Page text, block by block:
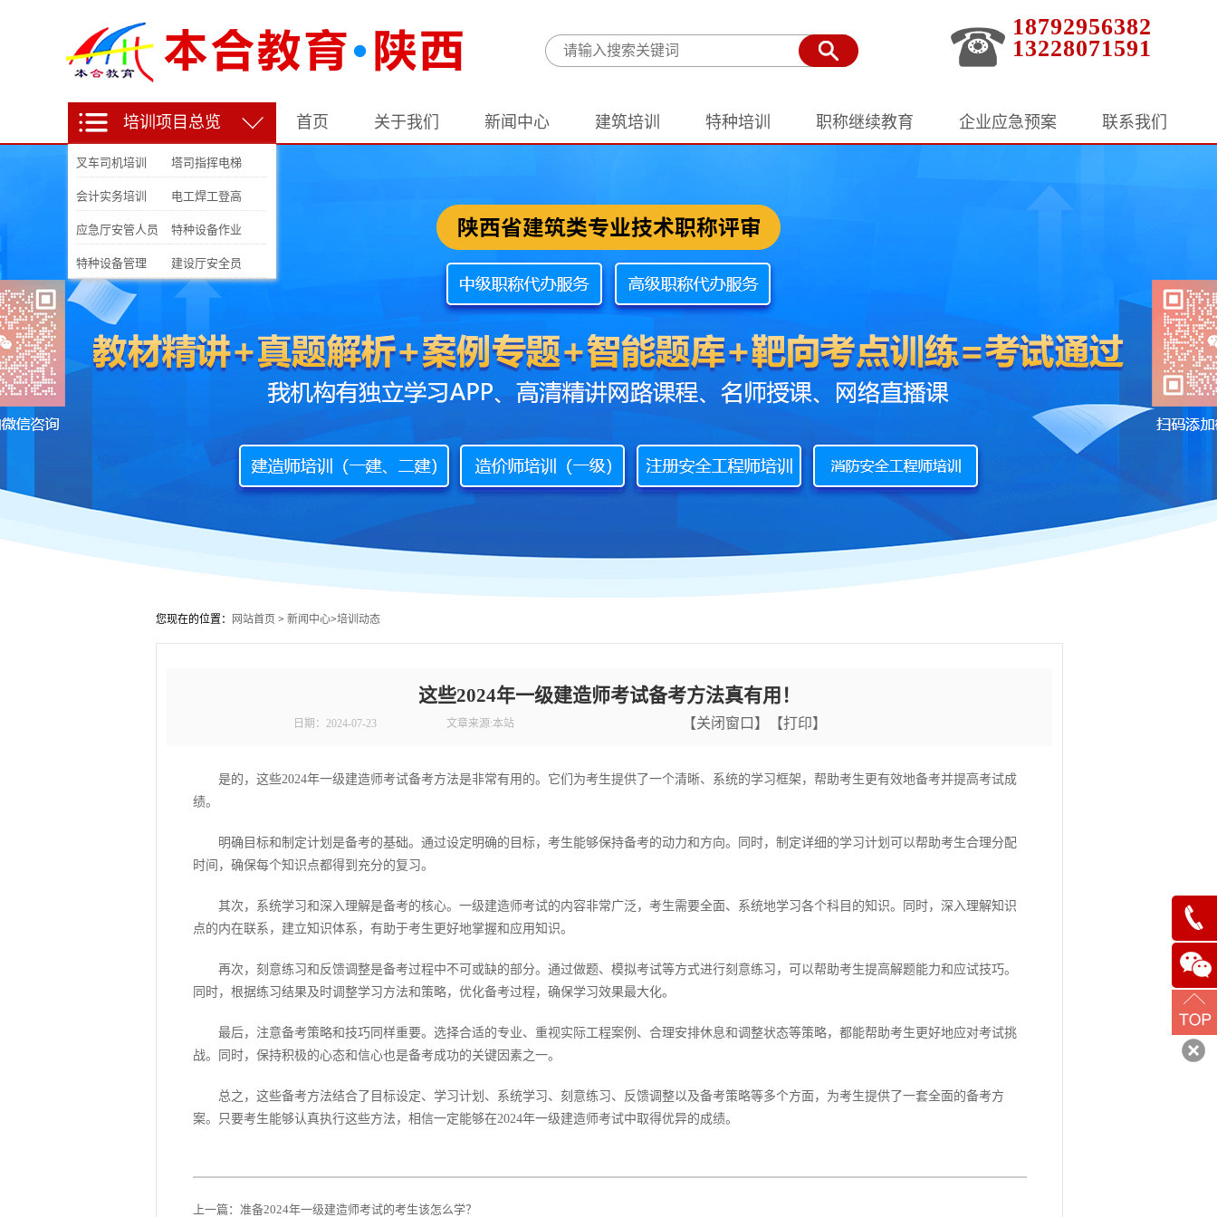
18792956382
13228071591
首页 关于我们 新闻中心 建筑培训 特种培训 职称继续教育 企业应急预案 联系我们
培训项目总览
叉车司机培训 塔司指挥电梯
会计实务培训 电工焊工登高
应急厅安管人员 特种设备作业
特种设备管理 建设厅安全员
您现在的位置： 网站首页 > 新闻中心>培训动态
【关闭窗口 】【打印】
这些2024年一级建造师考试备考方法真有用！
日期： 2024-07-23 文章来源:本站
是的，这些2024年一级建造师考试备考方法是非常有用的。它们为考生提供了一个清晰、系统的学习框架，帮助考生更有效地备考并提高考试成
绩。
明确目标和制定计划是备考的基础。通过设定明确的目标，考生能够保持备考的动力和方向。同时，制定详细的学习计划可以帮助考生合理分配
时间，确保每个知识点都得到充分的复习。
其次，系统学习和深入理解是备考的核心。一级建造师考试的内容非常广泛，考生需要全面、系统地学习各个科目的知识。同时，深入理解知识
点的内在联系，建立知识体系，有助于考生更好地掌握和应用知识。
再次，刻意练习和反馈调整是备考过程中不可或缺的部分。通过做题、模拟考试等方式进行刻意练习，可以帮助考生提高解题能力和应试技巧。
同时，根据练习结果及时调整学习方法和策略，优化备考过程，确保学习效果最大化。
最后，注意备考策略和技巧同样重要。选择合适的专业、重视实际工程案例、合理安排休息和调整状态等策略，都能帮助考生更好地应对考试挑
战。同时，保持积极的心态和信心也是备考成功的关键因素之一。
总之，这些备考方法结合了目标设定、学习计划、系统学习、刻意练习、反馈调整以及备考策略等多个方面，为考生提供了一套全面的备考方
案。只要考生能够认真执行这些方法，相信一定能够在2024年一级建造师考试中取得优异的成绩。
上一篇： 准备2024年一级建造师考试的考生该怎么学？